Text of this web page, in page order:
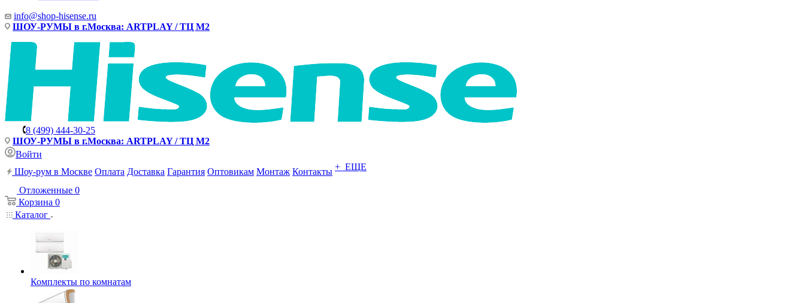
info@shop-hisense.ru
ШОУ-РУМЫ в г.Москва: ARTPLAY / ТЦ М2
8 (499) 444-30-25
ШОУ-РУМЫ в г.Москва: ARTPLAY / ТЦ М2
Войти
Шоу-рум в Москве Оплата Доставка Гарантия Оптовикам Монтаж Контакты + ЕЩЕ
Отложенные 0
Корзина 0
Каталог
Комплекты по комнатам